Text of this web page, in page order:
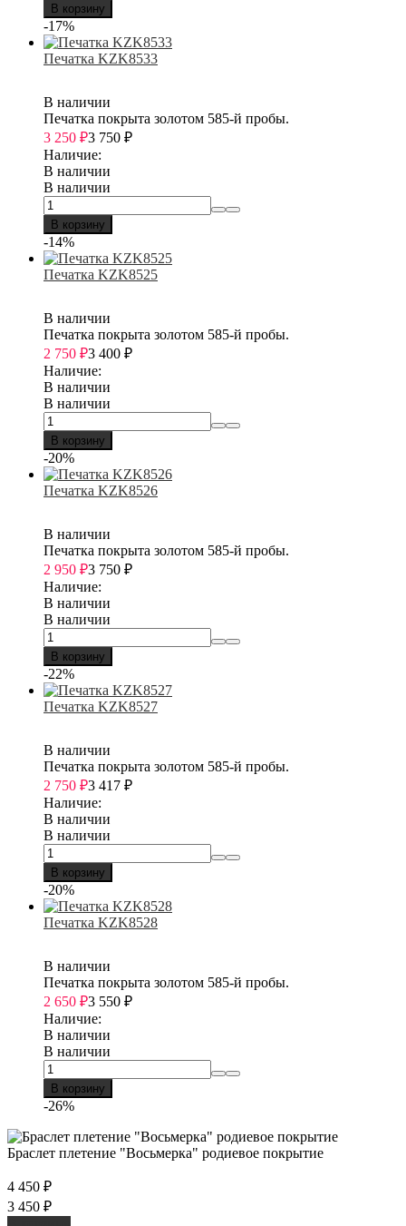
В корзину
-17%
Печатка KZK8533
В наличии
Печатка покрыта золотом 585-й пробы.
3 250 ₽3 750 ₽
Наличие:
В наличии
В наличии
В корзину
-14%
Печатка KZK8525
В наличии
Печатка покрыта золотом 585-й пробы.
2 750 ₽3 400 ₽
Наличие:
В наличии
В наличии
В корзину
-20%
Печатка KZK8526
В наличии
Печатка покрыта золотом 585-й пробы.
2 950 ₽3 750 ₽
Наличие:
В наличии
В наличии
В корзину
-22%
Печатка KZK8527
В наличии
Печатка покрыта золотом 585-й пробы.
2 750 ₽3 417 ₽
Наличие:
В наличии
В наличии
В корзину
-20%
Печатка KZK8528
В наличии
Печатка покрыта золотом 585-й пробы.
2 650 ₽3 550 ₽
Наличие:
В наличии
В наличии
В корзину
-26%
Браслет плетение "Восьмерка" родиевое покрытие
4 450 ₽
3 450 ₽